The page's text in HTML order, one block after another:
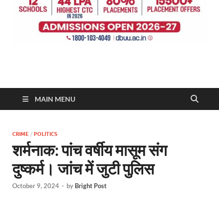
MAIN MENU
CRIME / POLITICS
शर्मनाक: पांच वर्षीय मासूम संग
दुष्कर्म। जांच में जुटी पुलिस
October 9, 2024 - by Bright Post